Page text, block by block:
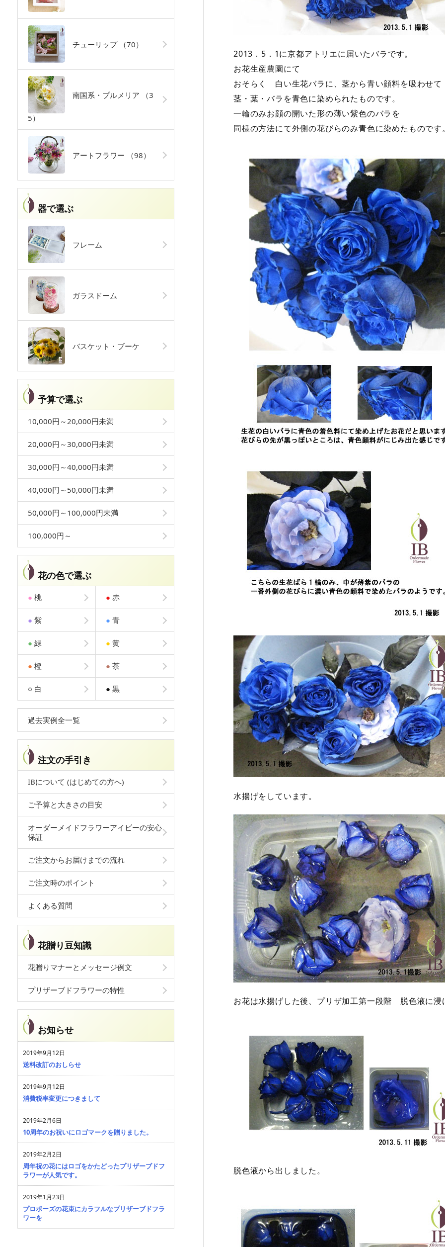
2013．5．1に京都アトリエに届いたバラです。
お花生産農園にて
おそらく 白い生花バラに、茎から青い顔料を吸わせて
茎・葉・バラを青色に染められたものです。
一輪のみお顔の開いた形の薄い紫色のバラを
同様の方法にて外側の花びらのみ青色に染めたものです
水揚げをしています。
お花は水揚げした後、プリザ加工第一段階 脱色液に浸
脱色液から出しました。
チューリップ （70）
南国系・プルメリア （3
5）
アートフラワー （98）
器で選ぶ
フレーム
ガラスドーム
バスケット・ブーケ
予算で選ぶ
10,000円～20,000円未満
20,000円～30,000円未満
30,000円～40,000円未満
40,000円～50,000円未満
50,000円～100,000円未満
100,000円～
花の色で選ぶ
● 桃 ● 赤
● 紫 ● 青
● 緑 ● 黄
● 橙 ● 茶
○ 白 ● 黒
過去実例全一覧
注文の手引き
IBについて (はじめての方へ)
ご予算と大きさの目安
オーダーメイドフラワーアイビーの安心
保証
ご注文からお届けまでの流れ
ご注文時のポイント
よくある質問
花贈り豆知識
花贈りマナーとメッセージ例文
プリザーブドフラワーの特性
お知らせ
2019年9月12日
送料改訂のおしらせ
2019年9月12日
消費税率変更につきまして
2019年2月6日
10周年のお祝いにロゴマークを贈りました。
2019年2月2日
周年祝の花にはロゴをかたどったプリザーブドフ
ラワーが人気です。
2019年1月23日
プロポーズの花束にカラフルなプリザーブドフラ
ワーを